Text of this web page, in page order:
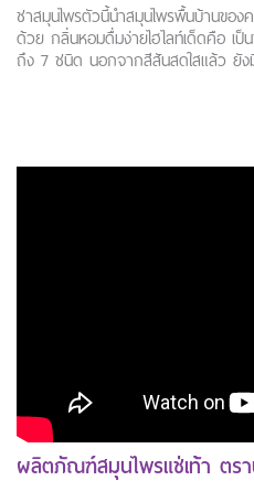
ชาสมุนไพรตัวนี้นำสมุนไพรพื้นบ้านขอ
ด้วย กลิ่นหอมดื่มง่ายไฮไลท์เด็ดคือ เ
ถึง 7 ชนิด นอกจากสีสันสดใสแล้ว ยั
ผลิตภัณฑ์สมุนไพรแช่เท้า ตร